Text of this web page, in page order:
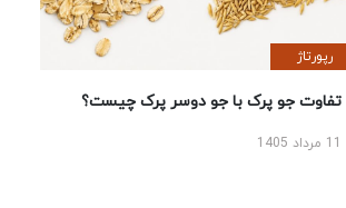
رپورتاژ
تفاوت جو پرک با جو دوسر پرک چیست؟